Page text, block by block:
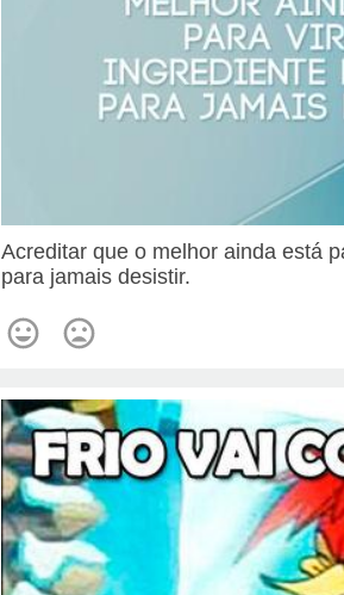
Acreditar que o melhor ainda está
para jamais desistir.